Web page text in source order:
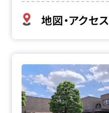
地図・アクセス
所沢市斎場の詳細へ